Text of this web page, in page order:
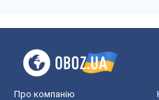
Про компанію